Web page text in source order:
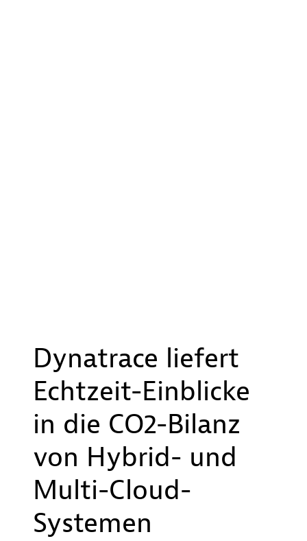
Dynatrace liefert
Echtzeit-Einblicke
in die CO2-Bilanz
von Hybrid- und
Multi-Cloud-
Systemen